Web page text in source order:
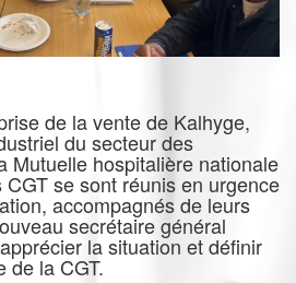
de la vente de Kalhyge,
du secteur des
Mutuelle hospitalière nationale
se sont réunis en urgence
accompagnés de leurs
secrétaire général
la situation et définir
de la CGT.